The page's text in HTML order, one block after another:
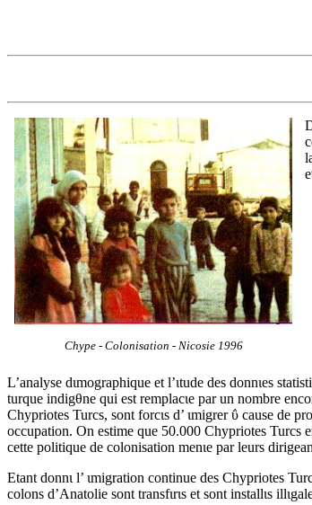
Chype - Colonisation - Nicosie 1996
L’analyse dιmographique et l’ιtude des donnιes
turque indigθne qui est remplacιe par un nombre
Chypriotes Turcs, sont forcιs d’ ιmigrer ΰ cause de
occupation. On estime que 50.000 Chypriotes Turcs
cette politique de colonisation menιe par leurs
Etant donnι l’ ιmigration continue des Chypriotes
colons d’Anatolie sont transfιrιs et sont installιs